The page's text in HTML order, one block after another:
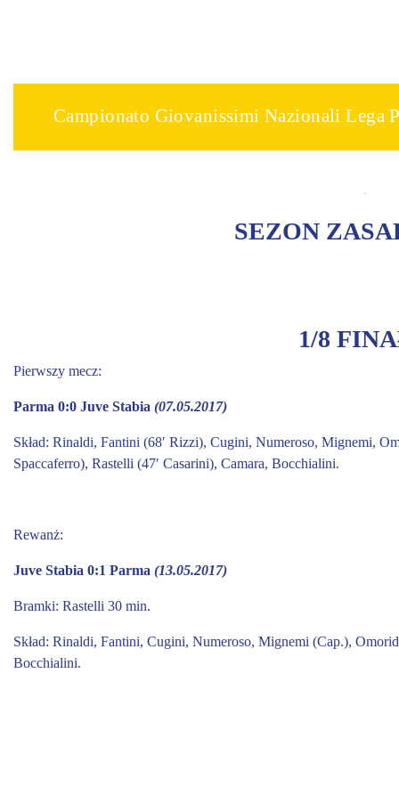
Campionato Giovanissimi Nazionali Lega
SEZON
1/8
Pierwszy mecz:
Parma 0:0 Juve Stabia (07.05.2017)
Skład: Rinaldi, Fantini (68′ Rizzi), Cugini, Numeroso, Mignemi,
Spaccaferro), Rastelli (47′ Casarini), Camara, Bocchialini.
Rewanż:
Juve Stabia 0:1 Parma (13.05.2017)
Bramki: Rastelli 30 min.
Skład: Rinaldi, Fantini, Cugini, Numeroso, Mignemi (Cap.),
Bocchialini.